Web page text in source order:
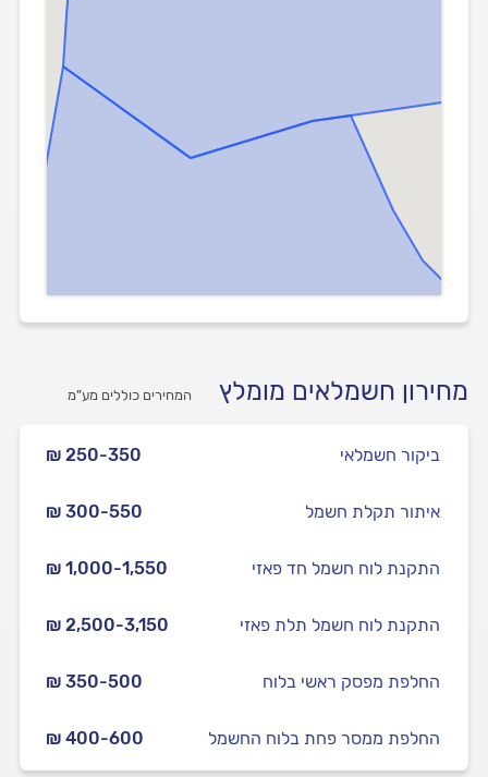
מחירון חשמלאים מומלץ המחירים כוללים מע”מ
₪ 250-350 ביקור חשמלאי
₪ 300-550 איתור תקלת חשמל
₪ 1,000-1,550 התקנת לוח חשמל חד פאזי
₪ 2,500-3,150 התקנת לוח חשמל תלת פאזי
₪ 350-500 החלפת מפסק ראשי בלוח
₪ 400-600 החלפת ממסר פחת בלוח החשמל